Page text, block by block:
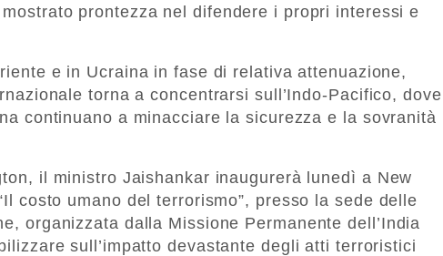
prontezza nel difendere i propri interessi e
e in Ucraina in fase di relativa attenuazione,
torna a concentrarsi sull’Indo-Pacifico, dove
continuano a minacciare la sicurezza e la sovranità
il ministro Jaishankar inaugurerà lunedì a New
costo umano del terrorismo”, presso la sede delle
organizzata dalla Missione Permanente dell’India
sull’impatto devastante degli atti terroristici